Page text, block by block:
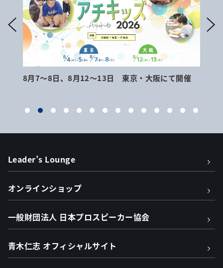
8月7～8日、8月12～13日 東京・大阪にて開催
Leader’s Lounge
オンラインショップ
一般財団法人 日本プロスピーカー協会
青木仁志 オフィシャルサイト